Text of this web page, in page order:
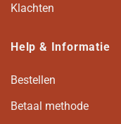
Klachten
Help & Informatie
Bestellen
Betaal methode